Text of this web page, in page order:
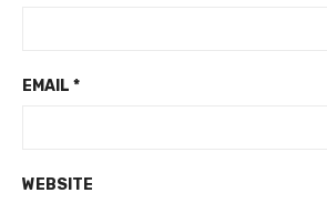
EMAIL *
WEBSITE